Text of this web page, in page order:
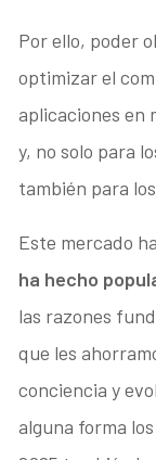
Por ello, poder
optimizar el
aplicaciones en
y, no solo para
también para
Este mercado
ha hecho
las razones
que les
conciencia y
alguna forma los